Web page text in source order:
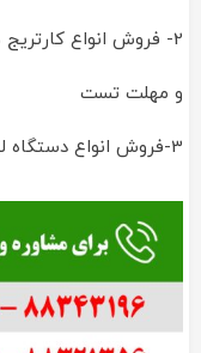
2- فروش انواع
و مهلت تست
3-فروش انواع دستگاه لیبل پرینتر و فیش پرینتر